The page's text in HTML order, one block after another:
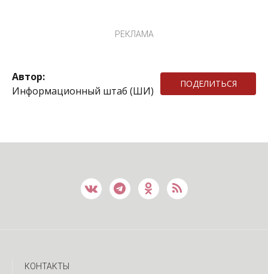
РЕКЛАМА
Автор:
Информационный штаб (ШИ)
ПОДЕЛИТЬСЯ
КОНТАКТЫ